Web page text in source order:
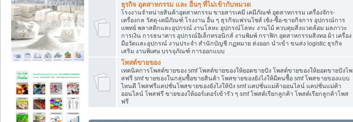
ธุรกิจ อุตสาหกรรม และ อื่นๆ ที่ไม่เข้ากับหมวด
โรงงานจำหน่ายสินค้าอุตสาหกรรม ขายสารเคมี เคมีภัณฑ์ อุตสาหกรรม เครื่องจักร-
เครื่องกล วัสดุ-เคมีภัณฑ์ โรงงาน อื่น ๆ ธุรกิจแฟรนไชส์ เซ้ง-ซื้อ-ขายกิจการ อุปกรณ์การ
แพทย์ พลาสติกและอุปกรณ์ งานโลหะ อุปกรณ์โลหะ งานไม้ ควบคุมสิ่งแวดล้อม มลภาวะ
การเงิน การธนาคาร อุปกรณ์อิเล็กทรอนิกส์ งานพิมพ์ กราฟิก อุตสาหกรรมสิงทอ ผ้า เครื่อง
มือวัดและอุปกรณ์ งานประจำ สำนักบัญชี กฏหมาย ส่งออก นำเข้า ขนส่ง logistic ธุรกิจ
เสริม งานพิเศษ บรรจุภัณฑ์ การออกแบบ
โพสต์ขายของ
เทคนิคการโพสต์ขายของ smf โพสต์ขายของให้ยอดขายปัง โพสต์ขายของให้ยอดขายปังโพ
สฟรี smf ขายของในกลุ่มซื้อขายสินค้า โพสขายของยังไงให้มีคนซื้อ smf โพสขายของแบบ
ไหนดี โพสฟรีแคปชั่นโพสขายของยังไงให้ปัง smf แคปชั่นแม่ค้าออนไลน์ แคปชั่นแม่ค้า
ออนไลน์ โพสฟรี ขายของให้ออร์เดอร์เข้ารัว ๆ smf โพสต์เรียกลูกค้า โพสต์เรียกลูกค้าโพส
ฟรี